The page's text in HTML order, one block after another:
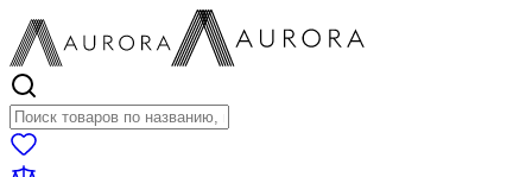
Поиск товаров